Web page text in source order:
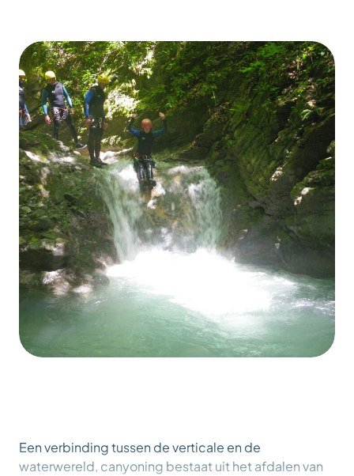
Een verbinding tussen de verticale en de
waterwereld, canyoning bestaat uit het afdalen van